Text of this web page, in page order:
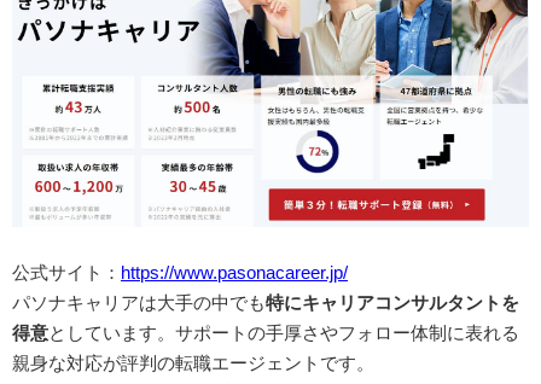
公式サイト： https://www.pasonacareer.jp/
パソナキャリアは大手の中でも特にキャリアコンサルタントを
得意 としています。サポートの手厚さやフォロー体制に表れる
親身な対応が評判の転職エージェントです。